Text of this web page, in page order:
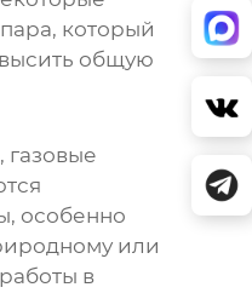
который
общую
газовые
особенно
или
в